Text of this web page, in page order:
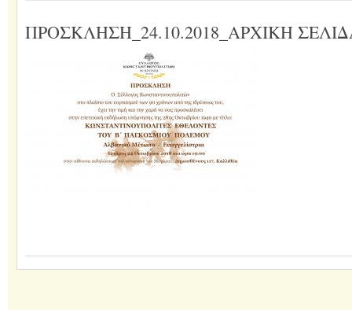
ΠΡΟΣΚΛΗΣΗ_24.10.2018_ΑΡΧΙΚΗ